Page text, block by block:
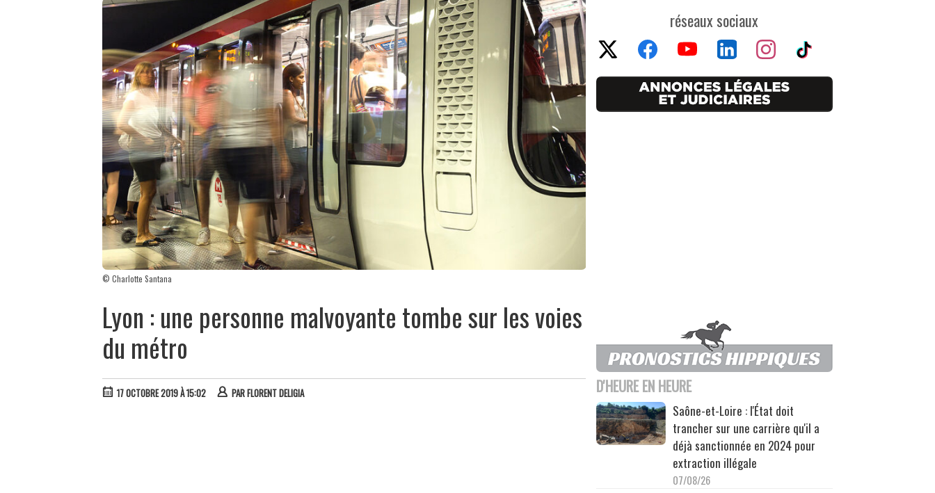
© Charlotte Santana
Lyon : une personne malvoyante tombe sur les voies
du métro
17 OCTOBRE 2019 À 15:02 PARFLORENT DELIGIA
réseaux sociaux
D'HEURE EN HEURE
Saône-et-Loire : l'État doit
trancher sur une carrière qu'il a
déjà sanctionnée en 2024 pour
extraction illégale
07/08/26